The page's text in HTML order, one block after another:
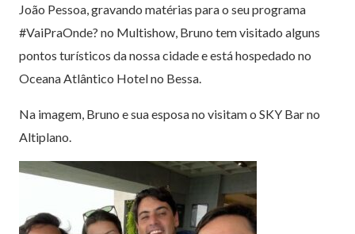
João Pessoa, gravando matérias para o seu programa
#VaiPraOnde? no Multishow, Bruno tem visitado alguns
pontos turísticos da nossa cidade e está hospedado no
Oceana Atlântico Hotel no Bessa.
Na imagem, Bruno e sua esposa no visitam o SKY Bar no
Altiplano.